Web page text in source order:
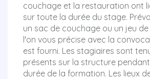
couchage et la restauration ont
sur toute la durée du stage.
un sac de couchage ou un jeu
l'on vous précise avec la
est fourni. Les stagiaires sont
présents sur la structure
durée de la formation. Les lieux